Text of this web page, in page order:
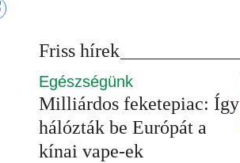
Friss hírek
Egészségünk
Milliárdos feketepiac: Így
hálózták be Európát a
kínai vape-ek